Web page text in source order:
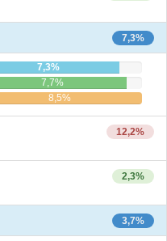
7,3%
7,3%
7,7%
8,5%
12,2%
2,3%
3,7%